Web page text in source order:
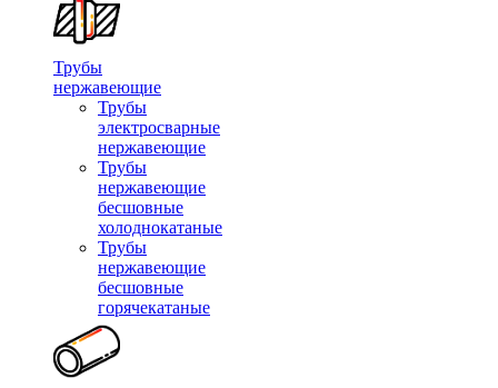
Трубы
нержавеющие
Трубы
электросварные
нержавеющие
Трубы
нержавеющие
бесшовные
холоднокатаные
Трубы
нержавеющие
бесшовные
горячекатаные